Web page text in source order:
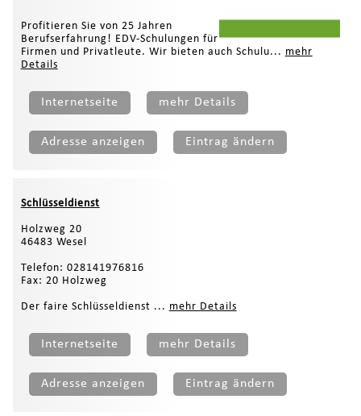
​Profitieren Sie von 25 Jahren
Berufserfahrung! EDV-Schulungen für
Firmen und Privatleute. Wir bieten auch Schulu... mehr
Details
Internetseite mehr Details
Adresse anzeigen Eintrag ändern
Schlüsseldienst
Holzweg 20
46483 Wesel
Telefon: 028141976816
Fax: 20 Holzweg
Der faire Schlüsseldienst ... mehr Details
Internetseite mehr Details
Adresse anzeigen Eintrag ändern